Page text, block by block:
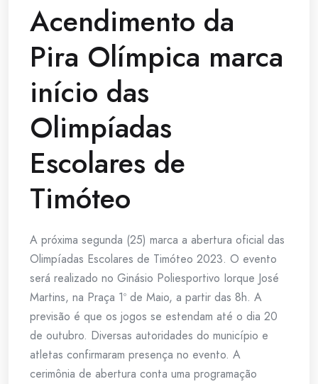
Acendimento da
Pira Olímpica marca
início das
Olimpíadas
Escolares de
Timóteo
A próxima segunda (25) marca a abertura oficial das
Olimpíadas Escolares de Timóteo 2023. O evento
será realizado no Ginásio Poliesportivo Iorque José
Martins, na Praça 1º de Maio, a partir das 8h. A
previsão é que os jogos se estendam até o dia 20
de outubro. Diversas autoridades do município e
atletas confirmaram presença no evento. A
cerimônia de abertura conta uma programação